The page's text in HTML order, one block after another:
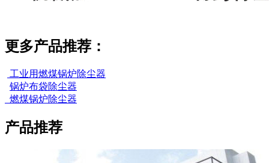
更多产品推荐：
工业用燃煤锅炉除尘器
锅炉布袋除尘器
燃煤锅炉除尘器
产品推荐